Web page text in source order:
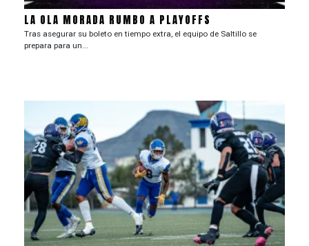
LA OLA MORADA RUMBO A PLAYOFFS
Tras asegurar su boleto en tiempo extra, el equipo de Saltillo se
prepara para un...